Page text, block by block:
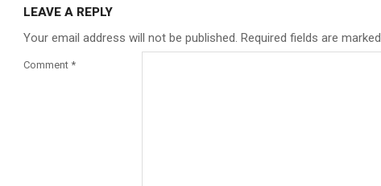
LEAVE A REPLY
Your email address will not be published. Required fields are marked
Comment *